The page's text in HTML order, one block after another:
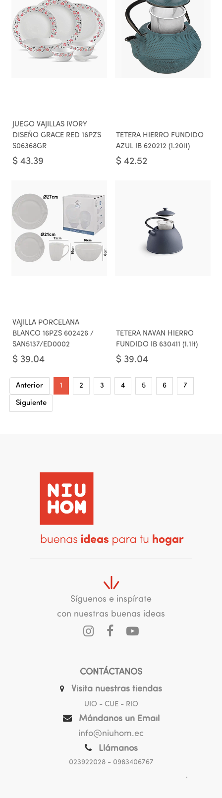
JUEGO VAJILLAS IVORY
DISEÑO GRACE RED 16PZS
S06368GR
$ 43.39
TETERA HIERRO FUNDIDO
AZUL IB 620212 (1.20lt)
$ 42.52
VAJILLA PORCELANA
BLANCO 16PZS 602426 /
SAN5137/ED0002
$ 39.04
TETERA NAVAN HIERRO
FUNDIDO IB 630411 (1.1lt)
$ 39.04
Anterior 1 2 3 4 5 6 7
Siguiente
Síguenos e inspírate
con nuestras buenas ideas
CONTÁCTANOS
Visita nuestras tiendas
UIO - CUE - RIO
Mándanos un Email
info@niuhom.ec
Llámanos
023922028- 0983406767
.